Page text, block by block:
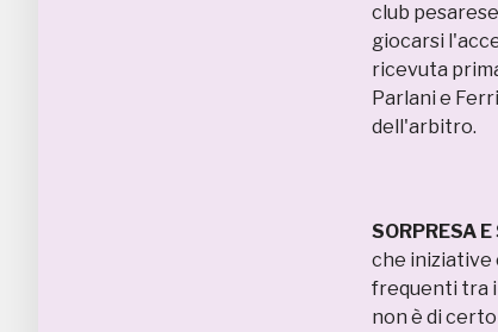
club
giocarsi
ricevuta
Parlani e
dell'arbitro.
SORPRESA
che iniziative
frequenti tra
non è di